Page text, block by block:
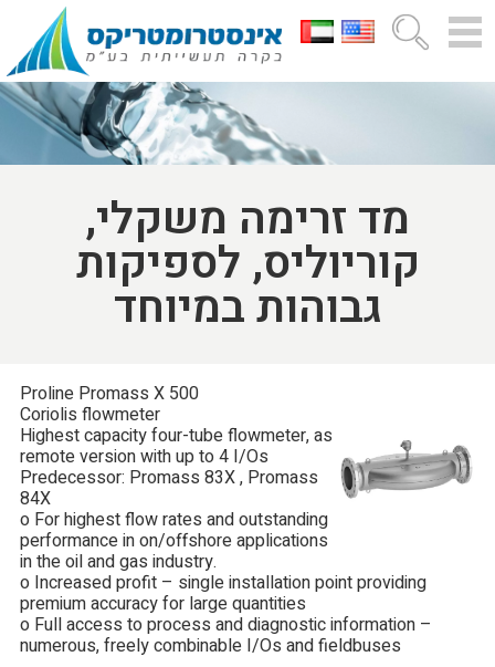
מד זרימה משקלי,
קוריוליס, לספיקות
גבוהות במיוחד
Proline Promass X 500
Coriolis flowmeter
Highest capacity four-tube flowmeter, as
remote version with up to 4 I/Os
Predecessor: Promass 83X , Promass
84X
o For highest flow rates and outstanding
performance in on/offshore applications
in the oil and gas industry.
o Increased profit – single installation point providing
premium accuracy for large quantities
o Full access to process and diagnostic information –
numerous, freely combinable I/Os and fieldbuses